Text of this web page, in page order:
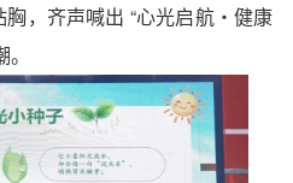
，齐声喊出 “心光启航・健康